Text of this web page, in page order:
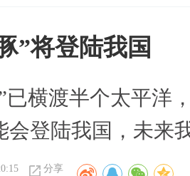
”将登陆我国
已横渡半个太平洋
会登陆我国，未来
分享